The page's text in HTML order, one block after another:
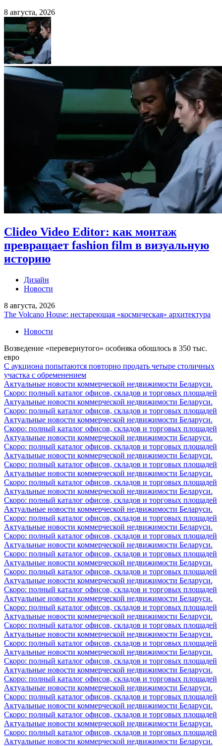
8 августа, 2026
Clideo Video Editor: как монтаж
превращает fashion film в визуальную
историю
Дизайн
Новости
8 августа, 2026
The Volcano House: нестареющая «космическая» архитектура
Новости
Возведение «перевернутого» особняка обошлось в 350 тыс.
евро
С аукциона попытаются повторно продать четыре столичных
участка с обременением
Актуальные новости коммерческой недвижимости Беларуси.
Скоро: полный каталог офисов, складов и торговых площадей
Актуальные новости коммерческой недвижимости Беларуси.
Скоро: полный каталог офисов, складов и торговых площадей
Актуальные новости коммерческой недвижимости Беларуси.
Скоро: полный каталог офисов, складов и торговых площадей
Актуальные новости коммерческой недвижимости Беларуси.
Скоро: полный каталог офисов, складов и торговых площадей
Актуальные новости коммерческой недвижимости Беларуси.
Скоро: полный каталог офисов, складов и торговых площадей
Актуальные новости коммерческой недвижимости Беларуси.
Скоро: полный каталог офисов, складов и торговых площадей
Актуальные новости коммерческой недвижимости Беларуси.
Скоро: полный каталог офисов, складов и торговых площадей
Актуальные новости коммерческой недвижимости Беларуси.
Скоро: полный каталог офисов, складов и торговых площадей
Актуальные новости коммерческой недвижимости Беларуси.
Скоро: полный каталог офисов, складов и торговых площадей
Актуальные новости коммерческой недвижимости Беларуси.
Скоро: полный каталог офисов, складов и торговых площадей
Актуальные новости коммерческой недвижимости Беларуси.
Скоро: полный каталог офисов, складов и торговых площадей
Актуальные новости коммерческой недвижимости Беларуси.
Скоро: полный каталог офисов, складов и торговых площадей
Актуальные новости коммерческой недвижимости Беларуси.
Скоро: полный каталог офисов, складов и торговых площадей
Актуальные новости коммерческой недвижимости Беларуси.
Скоро: полный каталог офисов, складов и торговых площадей
Актуальные новости коммерческой недвижимости Беларуси.
Скоро: полный каталог офисов, складов и торговых площадей
Актуальные новости коммерческой недвижимости Беларуси.
Скоро: полный каталог офисов, складов и торговых площадей
Актуальные новости коммерческой недвижимости Беларуси.
Скоро: полный каталог офисов, складов и торговых площадей
Актуальные новости коммерческой недвижимости Беларуси.
Скоро: полный каталог офисов, складов и торговых площадей
Актуальные новости коммерческой недвижимости Беларуси.
Скоро: полный каталог офисов, складов и торговых площадей
Актуальные новости коммерческой недвижимости Беларуси.
Скоро: полный каталог офисов, складов и торговых площадей
Актуальные новости коммерческой недвижимости Беларуси.